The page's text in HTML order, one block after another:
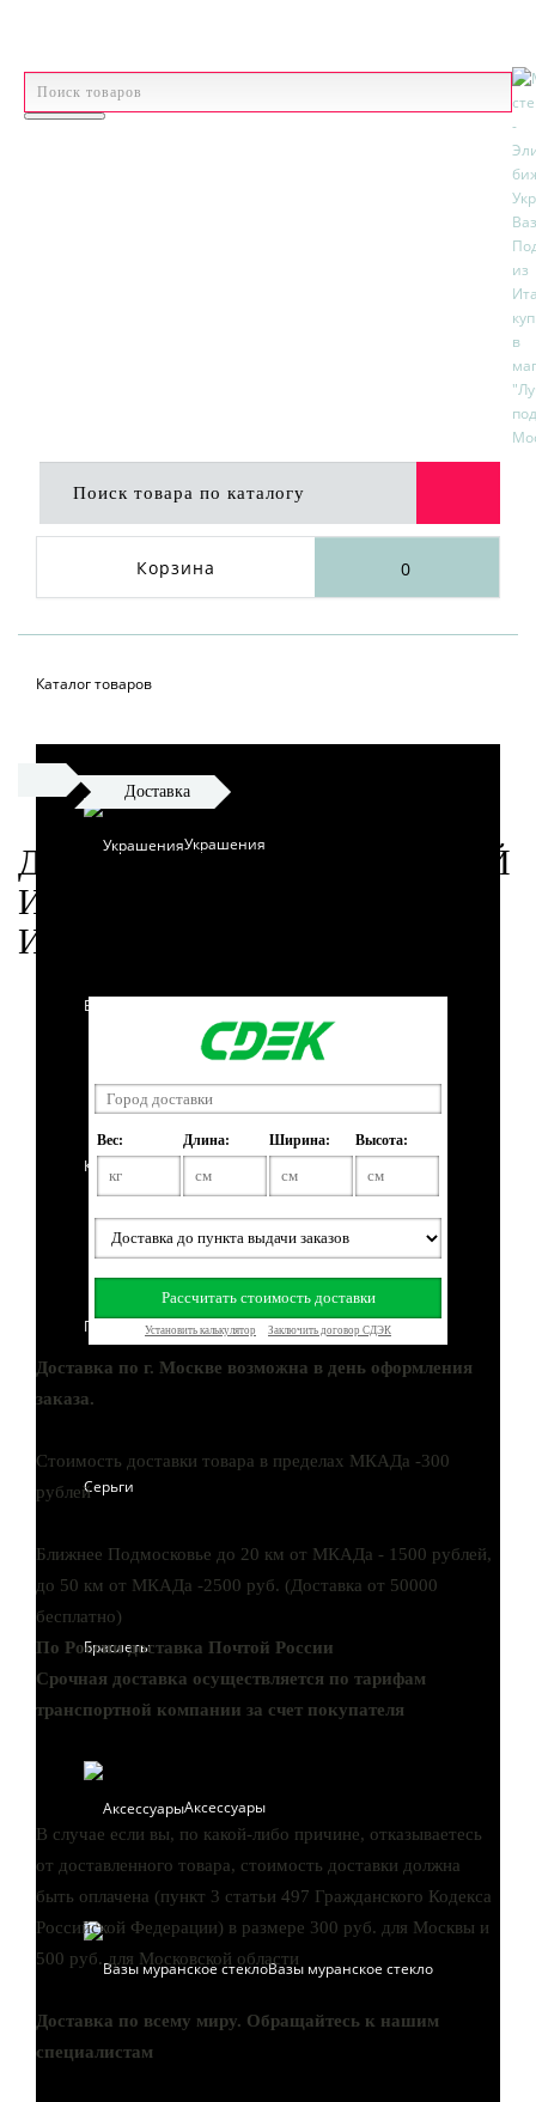
Корзина 0
Каталог товаров
Украшения
Бусы и колье
Кольца
Подвески
Серьги
Браслеты
Аксессуары
Вазы муранское стекло
Доставка
ДОСТАВКА УКРАШЕНИЙ
И ПРЕДМЕТОВ
ИНТЕРЬЕРА
Доставка по г. Москве возможна в день оформления
заказа.
Стоимость доставки товара в пределах МКАДа -300
рублей
Ближнее Подмосковье до 20 км от МКАДа - 1500 рублей,
до 50 км от МКАДа -2500 руб. (Доставка от 50000
бесплатно)
По России доставка Почтой России
Срочная доставка осуществляется по тарифам
транспортной компании за счет покупателя
В случае если вы, по какой-либо причине, отказываетесь
от доставленного товара, стоимость доставки должна
быть оплачена (пункт 3 статьи 497 Гражданского Кодекса
Российской Федерации) в размере 300 руб. для Москвы и
500 руб. для Московской области
Доставка по всему миру. Обращайтесь к нашим
специалистам